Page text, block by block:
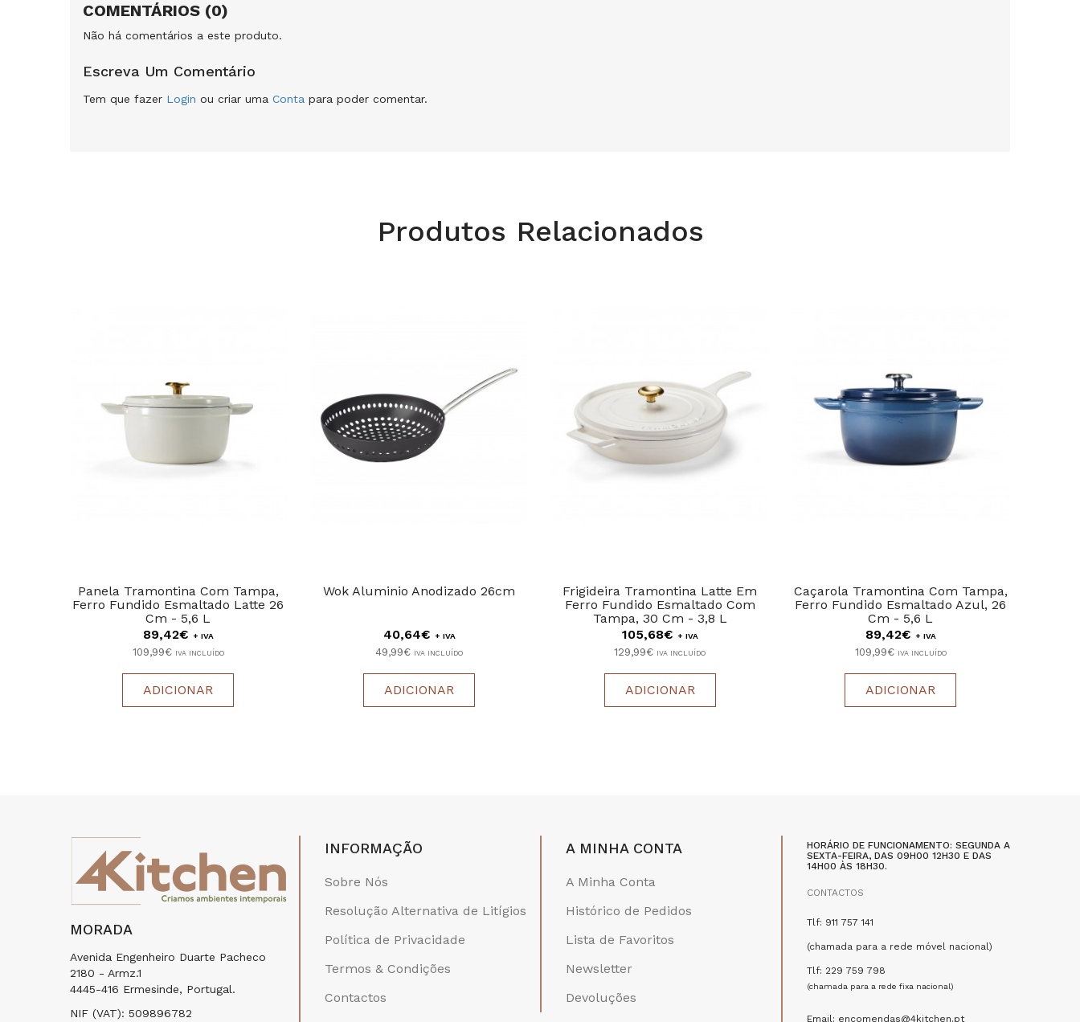
COMENTÁRIOS (0)
Não há comentários a este produto.
Escreva Um Comentário
Tem que fazer Login ou criar uma Conta para poder comentar.
Produtos Relacionados
Panela Tramontina Com Tampa,
Ferro Fundido Esmaltado Latte 26
Cm - 5,6 L
89,42€ + IVA
109,99€ IVA INCLUÍDO
ADICIONAR
Wok Aluminio Anodizado 26cm
40,64€ + IVA
49,99€ IVA INCLUÍDO
ADICIONAR
Frigideira Tramontina Latte Em
Ferro Fundido Esmaltado Com
Tampa, 30 Cm - 3,8 L
105,68€ + IVA
129,99€ IVA INCLUÍDO
ADICIONAR
Caçarola Tramontina Com Tampa,
Ferro Fundido Esmaltado Azul, 26
Cm - 5,6 L
89,42€ + IVA
109,99€ IVA INCLUÍDO
ADICIONAR
MORADA
Avenida Engenheiro Duarte Pacheco
2180 - Armz.1
4445-416 Ermesinde, Portugal.
NIF (VAT): 509896782
INFORMAÇÃO
Sobre Nós
Resolução Alternativa de Litígios
Política de Privacidade
Termos & Condições
Contactos
A MINHA CONTA
A Minha Conta
Histórico de Pedidos
Lista de Favoritos
Newsletter
Devoluções
HORÁRIO DE FUNCIONAMENTO: SEGUNDA A
SEXTA-FEIRA, DAS 09H00 12H30 E DAS
14H00 ÀS 18H30.
CONTACTOS
Tlf: 911 757 141
(chamada para a rede móvel nacional)
Tlf: 229 759 798
(chamada para a rede fixa nacional)
Email: encomendas@4kitchen.pt